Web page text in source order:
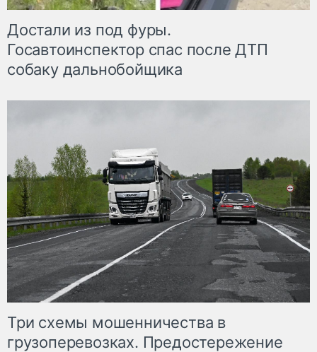
Достали из под фуры.
Госавтоинспектор спас после ДТП
собаку дальнобойщика
Три схемы мошенничества в
грузоперевозках. Предостережение